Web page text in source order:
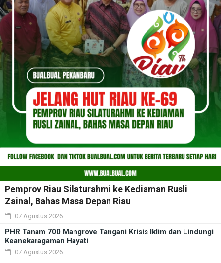
Pemprov Riau Silaturahmi ke Kediaman Rusli
Zainal, Bahas Masa Depan Riau
07 Agustus 2026
PHR Tanam 700 Mangrove Tangani Krisis Iklim dan Lindungi
Keanekaragaman Hayati
07 Agustus 2026